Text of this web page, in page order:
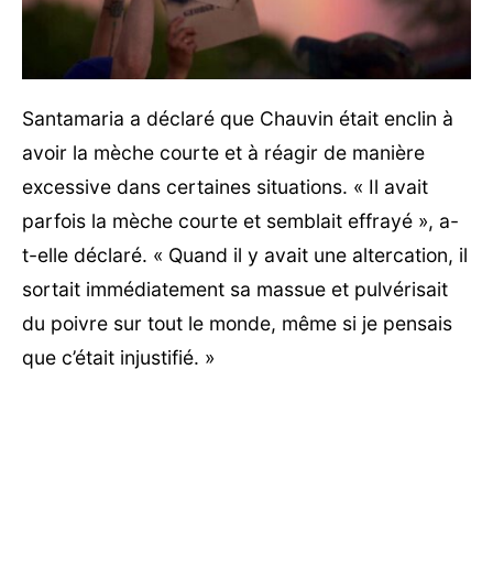
Santamaria a déclaré que Chauvin était enclin à
avoir la mèche courte et à réagir de manière
excessive dans certaines situations. « Il avait
parfois la mèche courte et semblait effrayé », a-
t-elle déclaré. « Quand il y avait une altercation, il
sortait immédiatement sa massue et pulvérisait
du poivre sur tout le monde, même si je pensais
que c’était injustifié. »